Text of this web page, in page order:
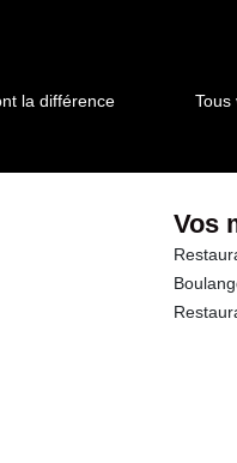
la différence Tous
Vos